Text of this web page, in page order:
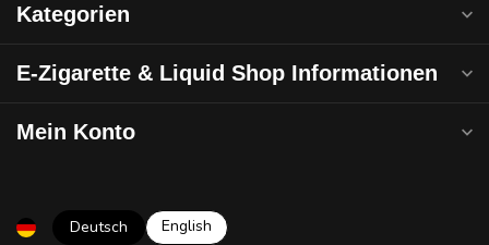
Kategorien
E-Zigarette & Liquid Shop Informationen
Mein Konto
Deutsch English